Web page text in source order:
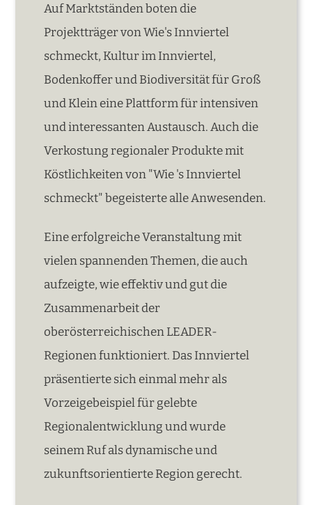
Auf Marktständen boten die
Projektträger von Wie's Innviertel
schmeckt, Kultur im Innviertel,
Bodenkoffer und Biodiversität für Groß
und Klein eine Plattform für intensiven
und interessanten Austausch. Auch die
Verkostung regionaler Produkte mit
Köstlichkeiten von "Wie 's Innviertel
schmeckt" begeisterte alle Anwesenden.
Eine erfolgreiche Veranstaltung mit
vielen spannenden Themen, die auch
aufzeigte, wie effektiv und gut die
Zusammenarbeit der
oberösterreichischen LEADER-
Regionen funktioniert. Das Innviertel
präsentierte sich einmal mehr als
Vorzeigebeispiel für gelebte
Regionalentwicklung und wurde
seinem Ruf als dynamische und
zukunftsorientierte Region gerecht.